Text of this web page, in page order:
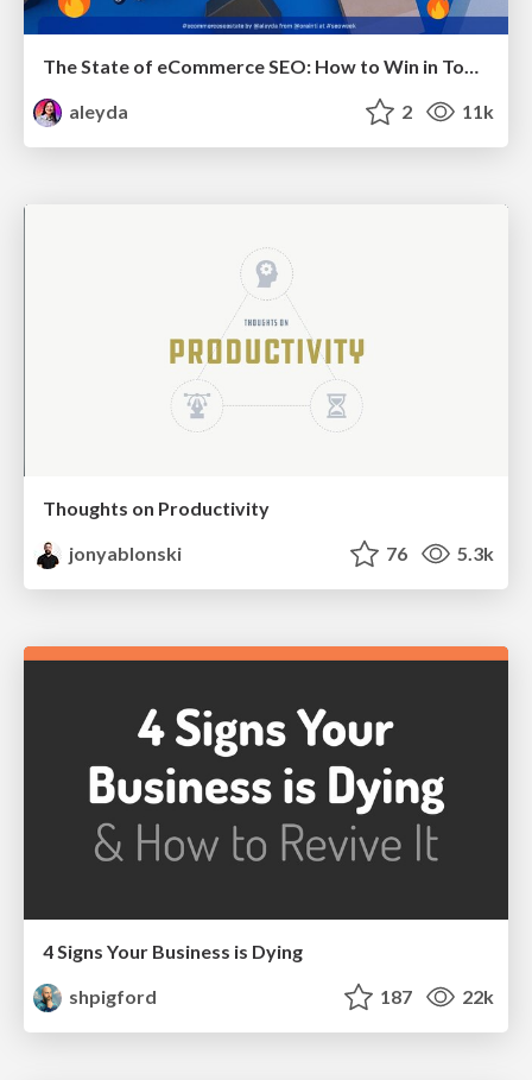
The State of eCommerce SEO: How to Win in Today's Products SERPs - #SEOweek
aleyda
2 11k
Thoughts on Productivity
jonyablonski
76 5.3k
4 Signs Your Business is Dying
shpigford
187 22k